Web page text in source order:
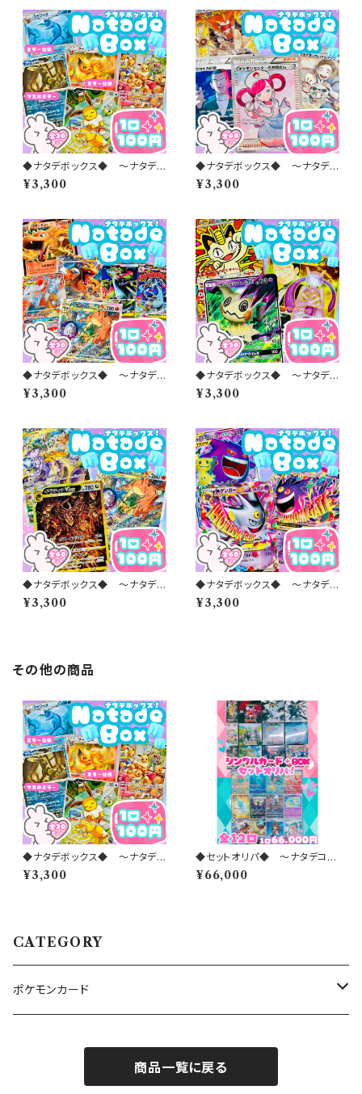
◆ナタデボックス◆ 〜ナタデコ
コオリパ 2026 vol.47〜
¥3,300
◆ナタデボックス◆ 〜ナタデコ
コオリパ 2026 vol.39〜
¥3,300
◆ナタデボックス◆ 〜ナタデコ
コオリパ 2026 vol.34〜
¥3,300
◆ナタデボックス◆ 〜ナタデコ
コオリパ 2026 vol.27〜
¥3,300
◆ナタデボックス◆ 〜ナタデコ
コオリパ 2026 vol.23〜
¥3,300
◆ナタデボックス◆ 〜ナタデコ
コオリパ 2026 vol.19〜
¥3,300
その他の商品
◆ナタデボックス◆ 〜ナタデコ
コオリパ 2026 vol.47〜
¥3,300
◆セットオリパ◆ 〜ナタデココ
オリパ 2026 vol.48〜
¥66,000
CATEGORY
ポケモンカード
商品一覧に戻る